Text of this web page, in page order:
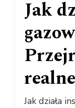
Jak
Jak działa